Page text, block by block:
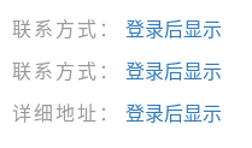
联系方式：
登录后显示
联系方式：
登录后显示
详细地址：
登录后显示